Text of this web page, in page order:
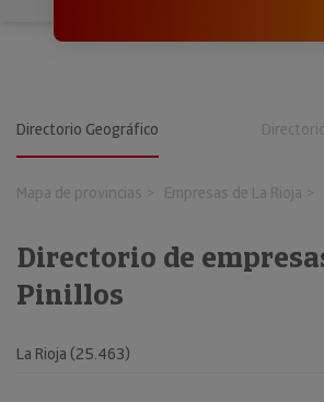
Directorio Geográfico
Mapa de provincias Empresas de La Rioja
Directorio de
Pinillos